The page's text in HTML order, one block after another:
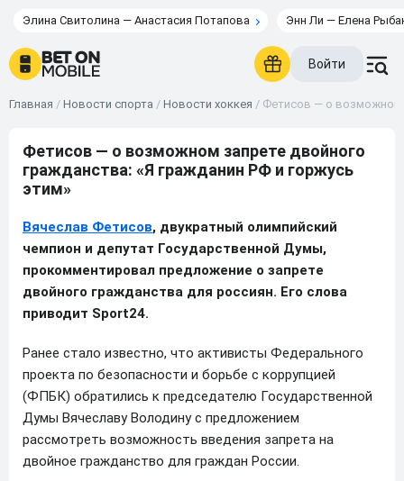
Элина Свитолина — Анастасия Потапова Энн Ли — Елена
Войти
Главная / Новости спорта / Новости хоккея / Фетисов — о возможном
Фетисов — о возможном запрете двойного
гражданства: «Я гражданин РФ и горжусь
этим»
Вячеслав Фетисов, двукратный олимпийский
чемпион и депутат Государственной Думы,
прокомментировал предложение о запрете
двойного гражданства для россиян. Его слова
приводит Sport24.
Ранее стало известно, что активисты Федерального
проекта по безопасности и борьбе с коррупцией
(ФПБК) обратились к председателю Государственной
Думы Вячеславу Володину с предложением
рассмотреть возможность введения запрета на
двойное гражданство для граждан России.